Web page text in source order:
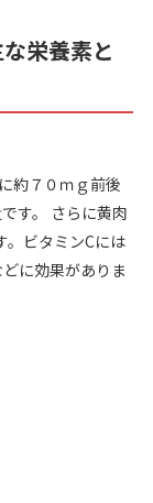
栄養素と
約７０ｍｇ前後
す。 さらに黄肉
ビタミンCには
に効果がありま